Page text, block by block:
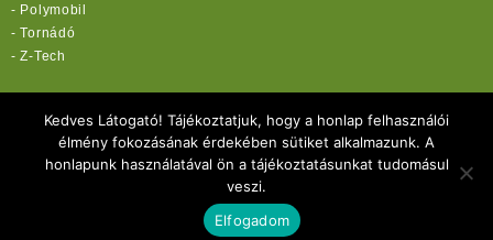
- Polymobil
-Tornádó
-Z-Tech
rekordmobil.hu
rekordmotor.hu
elektromos-kerekparbolt.hu
Copyright 2021 Rekord-Mobil Kft.
Kedves Látogató! Tájékoztatjuk, hogy a honlap felhasználói
élmény fokozásának érdekében sütiket alkalmazunk. A
honlapunk használatával ön a tájékoztatásunkat tudomásul
veszi.
Elfogadom